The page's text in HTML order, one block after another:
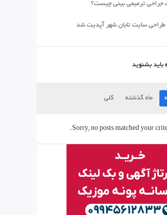
جراحی ترمیمی بینی چیست؟
طراحی سایت تابان شهر آپدیت شد
باید بشنوید
ماه گذشته کلی
Sorry, no posts matched your